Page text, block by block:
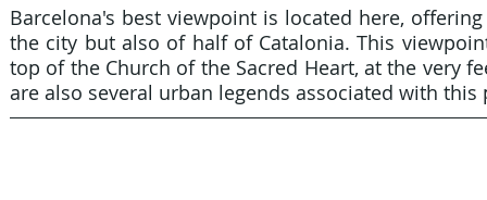
Barcelona's best viewpoint is located here,
the city but also of half of Catalonia. This
top of the Church of the Sacred Heart, at the very
are also several urban legends associated with this